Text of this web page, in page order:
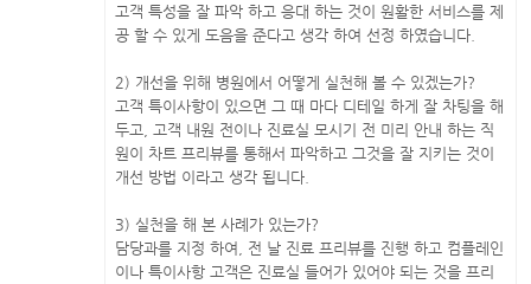
고객 특성을 잘 파악 하고 응대 하는 것이 원활한 서비스를 제
공 할 수 있게 도음을 준다고 생각 하여 선정 하였습니다.
2) 개선을 위해 병원에서 어떻게 실천해 볼 수 있겠는가?
고객 특이사항이 있으면 그 때 마다 디테일 하게 잘 차팅을 해
두고, 고객 내원 전이나 진료실 모시기 전 미리 안내 하는 직
원이 차트 프리뷰를 통해서 파악하고 그것을 잘 지키는 것이
개선 방법 이라고 생각 됩니다.
3) 실천을 해 본 사례가 있는가?
담당과를 지정 하여, 전 날 진료 프리뷰를 진행 하고 컴플레인
이나 특이사항 고객은 진료실 들어가 있어야 되는 것을 프리